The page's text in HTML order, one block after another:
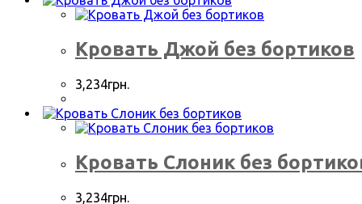
Кровать Джой без бортиков
3,234грн.
Кровать Слоник без
3,234грн.